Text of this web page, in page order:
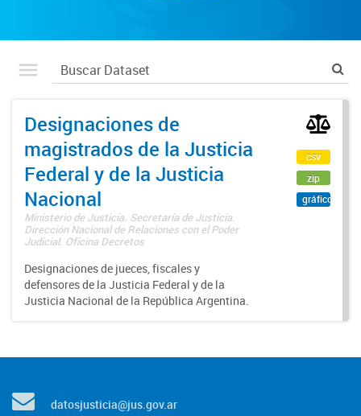
Designaciones de
magistrados de la Justicia
Federal y de la Justicia
Nacional
Ministerio de Justicia. Secretaría de Justicia.
Dirección Nacional de Relaciones con el Poder
Judicial. Oficina Decretos
Designaciones de jueces, fiscales y
defensores de la Justicia Federal y de la
Justicia Nacional de la República Argentina.
csv
zip
gráfico
datosjusticia@jus.gov.ar